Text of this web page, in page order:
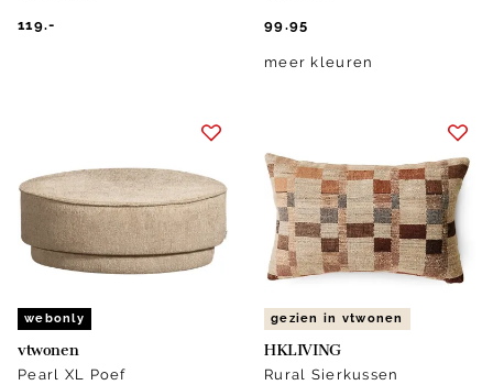
119.- 99.95
meer kleuren
webonly
vtwonen
Pearl XL Poef
gezien in vtwonen
HKLIVING
Rural Sierkussen